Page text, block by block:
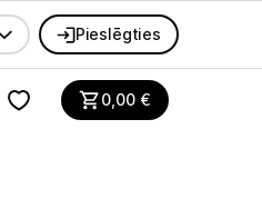
Pieslēgties
0,00€